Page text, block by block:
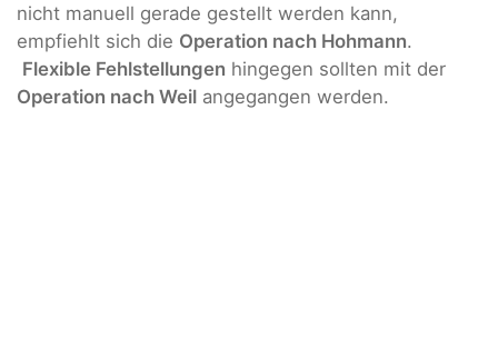
nicht manuell gerade gestellt werden kann,
empfiehlt sich die Operation nach Hohmann.
Flexible Fehlstellungen hingegen sollten mit der
Operation nach Weil angegangen werden.